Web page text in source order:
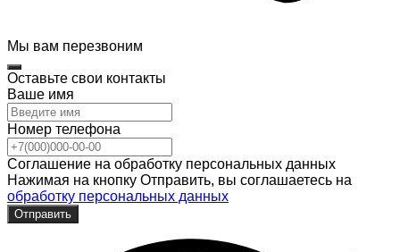
Мы вам перезвоним
Оставьте свои контакты
Ваше имя
Номер телефона
Соглашение на обработку персональных данных
Нажимая на кнопку Отправить, вы соглашаетесь на
обработку персональных данных
Отправить